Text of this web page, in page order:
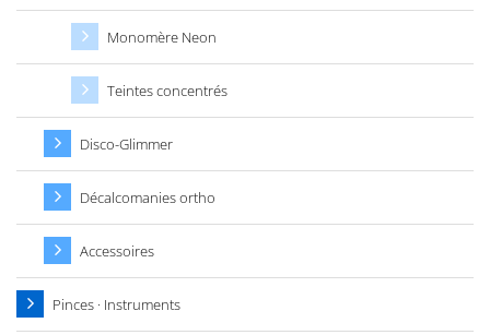
Monomère Neon
Teintes concentrés
Disco-Glimmer
Décalcomanies ortho
Accessoires
Pinces · Instruments